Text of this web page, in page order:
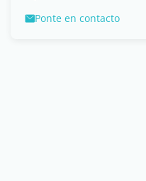
Ponte en contacto